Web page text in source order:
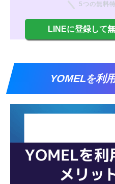
5つの無料
LINEに登録して
YOMELを利